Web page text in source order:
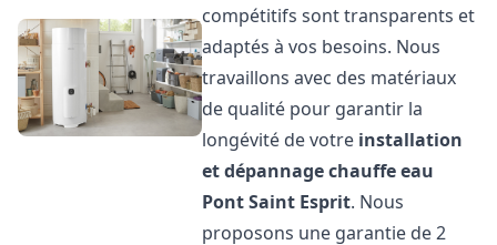
compétitifs sont transparents et
adaptés à vos besoins. Nous
travaillons avec des matériaux
de qualité pour garantir la
longévité de votre installation
et dépannage chauffe eau
Pont Saint Esprit. Nous
proposons une garantie de 2